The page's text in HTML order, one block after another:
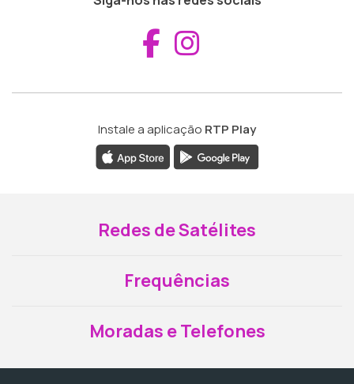
Aceder ao
Instale a aplicação RTP Play
Redes de Satélites
Frequências
Moradas e Telefones